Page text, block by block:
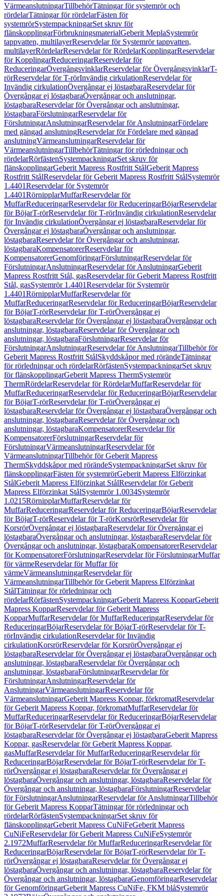
VärmeanslutningarTillbehörTätningar för systemrör och
rördelarTätningar för rördelarFästen för
systemrörSystempackningarSet skruv för
flänskopplingarFörbrukningsmaterialGeberit MeplaSystemrör
tappvatten, multilayerReservdelar för Systemrör tappvatten,
multilayerRördelarReservdelar för RördelarKopplingarReservdelar
för KopplingarReduceringarReservdelar för
ReduceringarÖvergångsvinklarReservdelar för ÖvergångsvinklarT-
rörReservdelar för T-rörInvändig cirkulationReservdelar för
Invändig cirkulationÖvergångar ej löstagbaraReservdelar för
Övergångar ej löstagbaraÖvergångar och anslutningar,
löstagbaraReservdelar för Övergångar och anslutningar,
löstagbaraFörslutningarReservdelar för
FörslutningarAnslutningarReservdelar för AnslutningarFördelare
med gängad anslutningReservdelar för Fördelare med gängad
anslutningVärmeanslutningarReservdelar för
VärmeanslutningarTillbehörTätningar för rörledningar och
rördelarRörfästenSystempackningarSet skruv för
flänskopplingarGeberit Mapress Rostfritt StålGeberit Mapress
Rostfritt StålReservdelar för Geberit Mapress Rostfritt StålSystemrör
1.4401Reservdelar för Systemrör
1.4401RörnipplarMuffarReservdelar för
MuffarReduceringarReservdelar för ReduceringarBöjarReservdelar
för BöjarT-rörReservdelar för T-rörInvändig cirkulationReservdelar
för Invändig cirkulationÖvergångar ej löstagbaraReservdelar för
Övergångar ej löstagbaraÖvergångar och anslutningar,
löstagbaraReservdelar för Övergångar och anslutningar,
löstagbaraKompensatorerReservdelar för
KompensatorerGenomföringarFörslutningarReservdelar för
FörslutningarAnslutningarReservdelar för AnslutningarGeberit
Mapress Rostfritt Stål, gasReservdelar för Geberit Mapress Rostfritt
Stål, gasSystemrör 1.4401Reservdelar för Systemrör
1.4401RörnipplarMuffarReservdelar för
MuffarReduceringarReservdelar för ReduceringarBöjarReservdelar
för BöjarT-rörReservdelar för T-rörÖvergångar ej
löstagbaraReservdelar för Övergångar ej löstagbaraÖvergångar och
anslutningar, löstagbaraReservdelar för Övergångar och
anslutningar, löstagbaraFörslutningarReservdelar för
FörslutningarAnslutningarReservdelar för AnslutningarTillbehör för
Geberit Mapress Rostfritt StålSkyddskåpor med rörändeTätningar
för rörledningar och rördelarRörfästenSystempackningarSet skruv
för flänskopplingarGeberit Mapress ThermSystemrör
ThermRördelarReservdelar för RördelarMuffarReservdelar för
MuffarReduceringarReservdelar för ReduceringarBöjarReservdelar
för BöjarT-rörReservdelar för T-rörÖvergångar ej
löstagbaraReservdelar för Övergångar ej löstagbaraÖvergångar och
anslutningar, löstagbaraReservdelar för Övergångar och
anslutningar, löstagbaraKompensatorerReservdelar för
KompensatorerFörslutningarReservdelar för
FörslutningarVärmeanslutningarReservdelar för
VärmeanslutningarTillbehör för Geberit Mapress
ThermSkyddskåpor med rörändeSystempackningarSet skruv för
flänskopplingarFästen för systemrörGeberit Mapress Elförzinkat
StålGeberit Mapress Elförzinkat StålReservdelar för Geberit
Mapress Elförzinkat StålSystemrör 1.0034Systemrör
1.0215RörnipplarMuffarReservdelar för
MuffarReduceringarReservdelar för ReduceringarBöjarReservdelar
för BöjarT-rörReservdelar för T-rörKorsrörReservdelar för
KorsrörÖvergångar ej löstagbaraReservdelar för Övergångar ej
löstagbaraÖvergångar och anslutningar, löstagbaraReservdelar för
Övergångar och anslutningar, löstagbaraKompensatorerReservdelar
för KompensatorerFörslutningarReservdelar för FörslutningarMuffar
för värmeReservdelar för Muffar för
värmeVärmeanslutningarReservdelar för
VärmeanslutningarTillbehör för Geberit Mapress Elförzinkat
StålTätningar för rörledningar och
rördelarRörfästenSystempackningarGeberit Mapress KopparGeberit
Mapress KopparReservdelar för Geberit Mapress
KopparMuffarReservdelar för MuffarReduceringarReservdelar för
ReduceringarBöjarReservdelar för BöjarT-rörReservdelar för T-
rörInvändig cirkulationReservdelar för Invändig
cirkulationKorsrörReservdelar för KorsrörÖvergångar ej
löstagbaraReservdelar för Övergångar ej löstagbaraÖvergångar och
anslutningar, löstagbaraReservdelar för Övergångar och
anslutningar, löstagbaraFörslutningarReservdelar för
FörslutningarAnslutningarReservdelar för
AnslutningarVärmeanslutningarReservdelar för
VärmeanslutningarGeberit Mapress Koppar, förkromatReservdelar
för Geberit Mapress Koppar, förkromatMuffarReservdelar för
MuffarReduceringarReservdelar för ReduceringarBöjarReservdelar
för BöjarT-rörReservdelar för T-rörÖvergångar ej
löstagbaraReservdelar för Övergångar ej löstagbaraGeberit Mapress
Koppar, gasReservdelar för Geberit Mapress Koppar,
gasMuffarReservdelar för MuffarReduceringarReservdelar för
ReduceringarBöjarReservdelar för BöjarT-rörReservdelar för T-
rörÖvergångar ej löstagbaraReservdelar för Övergångar ej
löstagbaraÖvergångar och anslutningar, löstagbaraReservdelar för
Övergångar och anslutningar, löstagbaraFörslutningarReservdelar
för FörslutningarAnslutningarReservdelar för AnslutningarTillbehör
för Geberit Mapress KopparTätningar för rörledningar och
rördelarRörfästenSystempackningarSet skruv för
flänskopplingarGeberit Mapress CuNiFeGeberit Mapress
CuNiFeReservdelar för Geberit Mapress CuNiFeSystemrör
2.1972MuffarReservdelar för MuffarReduceringarReservdelar för
ReduceringarBöjarReservdelar för BöjarT-rörReservdelar för T-
rörÖvergångar ej löstagbaraReservdelar för Övergångar ej
löstagbaraÖvergångar och anslutningar, löstagbaraReservdelar för
Övergångar och anslutningar, löstagbaraGenomföringarReservdelar
för GenomföringarGeberit Mapress CuNiFe, FKM blåSystemrör